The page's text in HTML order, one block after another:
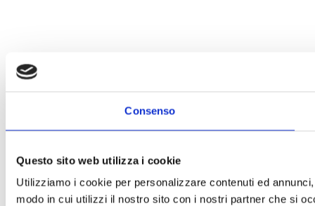
Consenso
Questo sito web utilizza i cookie
Utilizziamo i cookie per personalizzare contenuti ed
modo in cui utilizzi il nostro sito con i nostri partner che si